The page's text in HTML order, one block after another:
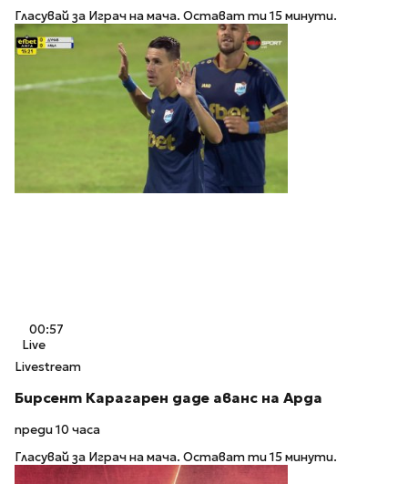
Гласувай за Играч на мача. Остават ти 15 минути.
00:57
Live
Livestream
Бирсент Карагарен даде аванс на Арда
преди 10 часа
Гласувай за Играч на мача. Остават ти 15 минути.